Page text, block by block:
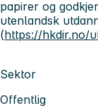
papirer og
utenlandsk
(https://hkdir.no/
Sektor
Offentlig